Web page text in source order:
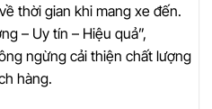
thời gian khi mang xe đến.
– Uy tín – Hiệu quả”,
ngừng cải thiện chất lượng
hàng.